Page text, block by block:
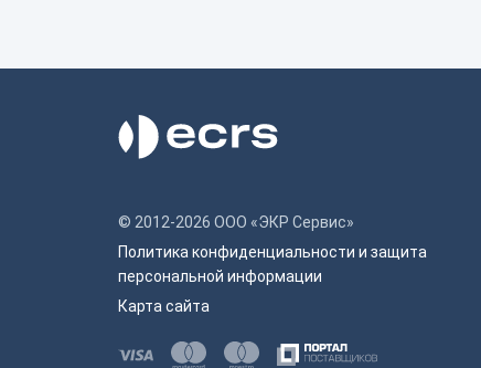
© 2012-2026 ООО «ЭКР Сервис»
Политика конфиденциальности и защита
персональной информации
Карта сайта